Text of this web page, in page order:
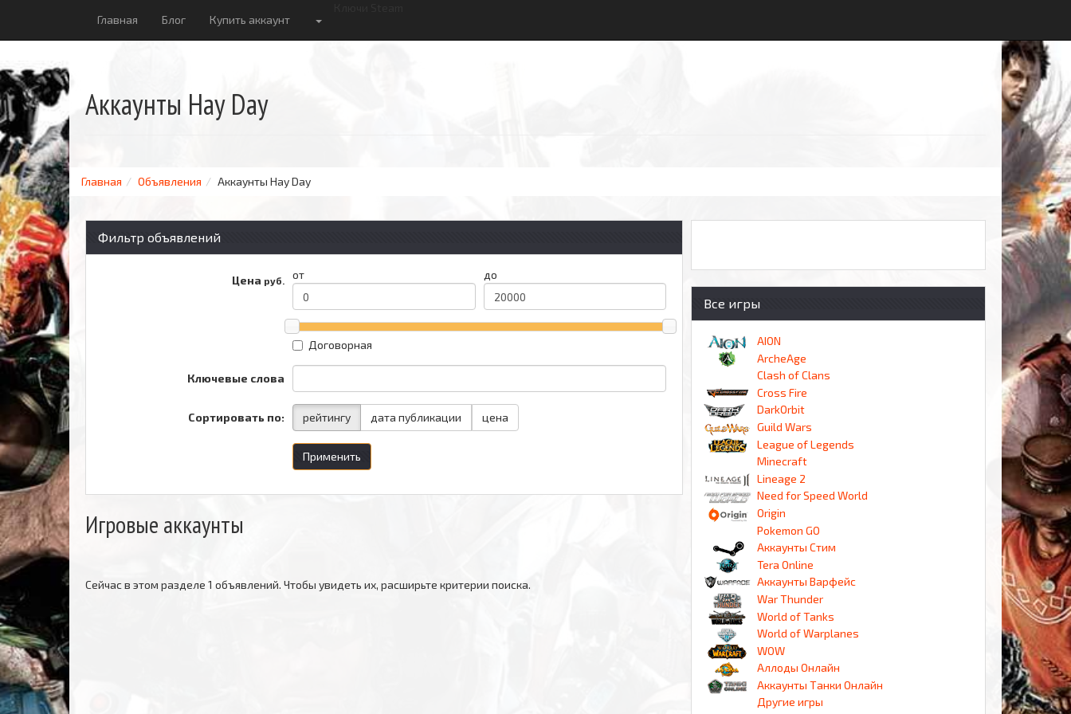
Главная Блог Купить аккаунт
Аккаунты Hay Day
Главная Объявления Аккаунты Hay Day
Фильтр объявлений
Цена руб. от до
Договорная
Ключевые слова
Сортировать по: рейтингу дата публикации цена
Применить
Игровые аккаунты
Сейчас в этом разделе 1 объявлений. Чтобы увидеть их, расширьте критерии поиска.
Все игры
AION
ArcheAge
Clash of Clans
Cross Fire
DarkOrbit
Guild Wars
League of Legends
Minecraft
Lineage 2
Need for Speed World
Origin
Pokemon GO
Аккаунты Стим
Tera Online
Аккаунты Варфейс
War Thunder
World of Tanks
World of Warplanes
WOW
Аллоды Онлайн
Аккаунты Танки Онлайн
Другие игры